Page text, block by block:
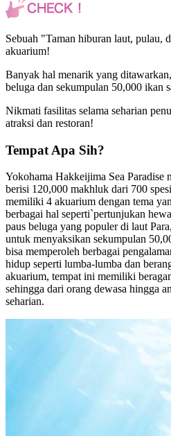
Sebuah "Taman hiburan laut, pulau,
akuarium!
Banyak hal menarik yang
beluga dan sekumpulan 50,000 ikan
Nikmati fasilitas selama seharian
atraksi dan restoran!
Tempat Apa Sih?
Yokohama Hakkeijima Sea Paradise
berisi 120,000 makhluk dari 700
memiliki 4 akuarium dengan tema
berbagai hal seperti`pertunjukan
paus beluga yang populer di laut
untuk menyaksikan sekumpulan
bisa memperoleh berbagai
hidup seperti lumba-lumba dan
akuarium, tempat ini memiliki
sehingga dari orang dewasa hingga
seharian.